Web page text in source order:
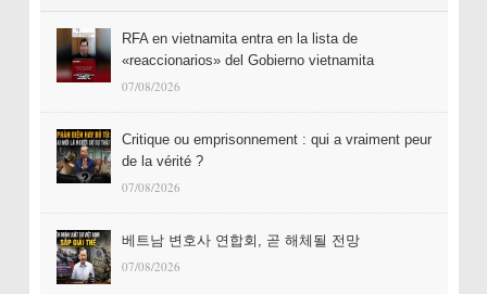
RFA en vietnamita entra en la lista de
«reaccionarios» del Gobierno vietnamita
07/08/2026
Critique ou emprisonnement : qui a vraiment peur
de la vérité ?
07/08/2026
베트남 변호사 연합회, 곧 해체될 전망
07/08/2026